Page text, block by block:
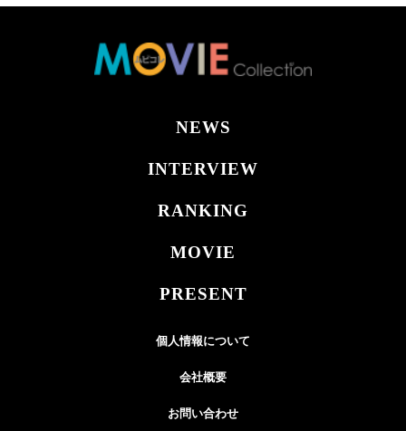
NEWS
INTERVIEW
RANKING
MOVIE
PRESENT
個人情報について
会社概要
お問い合わせ